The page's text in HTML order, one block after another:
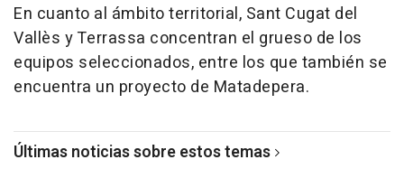
En cuanto al ámbito territorial, Sant Cugat del
Vallès y Terrassa concentran el grueso de los
equipos seleccionados, entre los que también se
encuentra un proyecto de Matadepera.
Últimas noticias sobre estos temas